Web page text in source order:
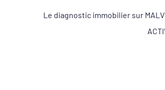
Le diagnostic immobilier sur